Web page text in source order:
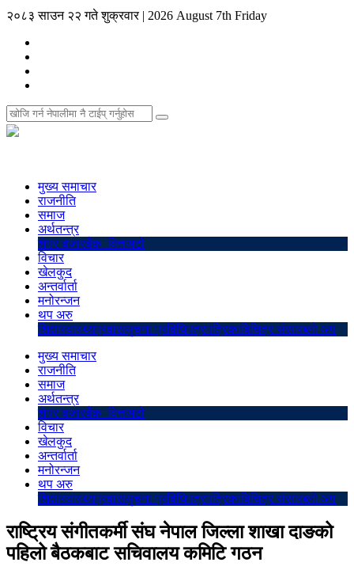
२०८३ साउन २२ गते शुक्रवार | 2026 August 7th Friday
मुख्य समाचार
राजनीति
समाज
अर्थतन्त्र
शेयर बजारबैंक–वित्तअटो
विचार
खेलकुद
अन्तर्वार्ता
मनोरन्जन
थप अरु
शिक्षास्वास्थ्यप्रवाससुचना प्रविधिपत्रपत्रिकाबिचित्र संसारब्लो अप
मुख्य समाचार
राजनीति
समाज
अर्थतन्त्र
शेयर बजारबैंक–वित्तअटो
विचार
खेलकुद
अन्तर्वार्ता
मनोरन्जन
थप अरु
शिक्षास्वास्थ्यप्रवाससुचना प्रविधिपत्रपत्रिकाबिचित्र संसारब्लो अप
राष्ट्रिय संगीतकर्मी संघ नेपाल जिल्ला शाखा दाङको
पहिलो बैठकबाट सचिवालय कमिटि गठन